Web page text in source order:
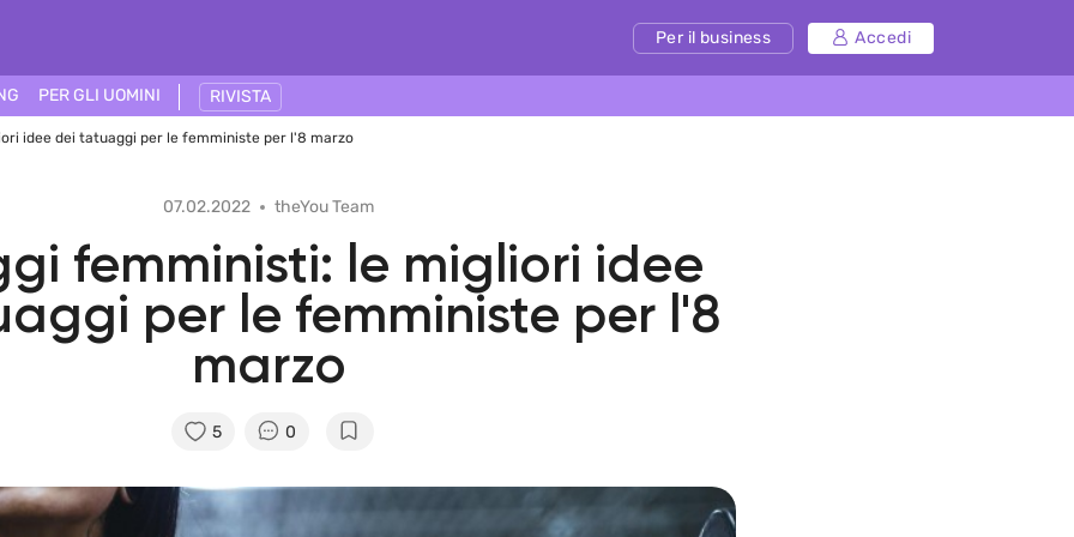
Per il business Accedi
PER GLI UOMINI RIVISTA
idee dei tatuaggi per le femministe per l'8 marzo
07.02.2022 theYou Team
femministi: le migliori idee
per le femministe per l'8
marzo
5 0